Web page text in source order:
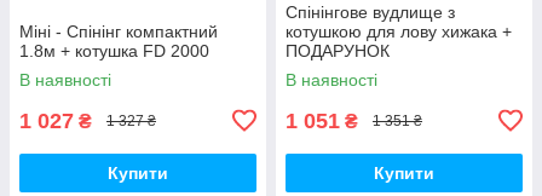
Міні - Спінінг компактний
1.8м + котушка FD 2000
В наявності
1 027 ₴ 1 327 ₴
Купити
Спінінгове вудлище з
котушкою для лову хижака +
ПОДАРУНОК
В наявності
1 051 ₴ 1 351 ₴
Купити